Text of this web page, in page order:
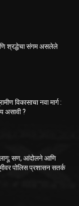
श्रद्धेचा संगम असलेले
विकासाचा नवा मार्ग :
असावी ?
लागू; सण, आंदोलने आणि
पोलिस प्रशासन सतर्क